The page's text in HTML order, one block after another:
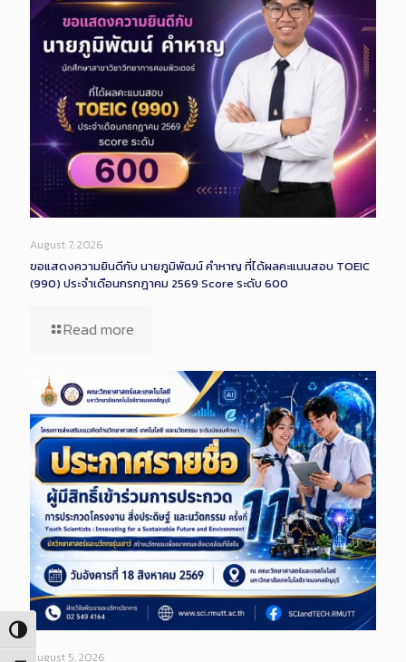
Toggle High Contrast
August 7, 2026
ขอแสดงความยินดีกับ นายภูมิพัฒน์ คำหาญ ที่ได้ผลคะแนนสอบ TOEIC
(990) ประจำเดือนกรกฎาคม 2569 Score ระดับ 600
Read more
August 5, 2026